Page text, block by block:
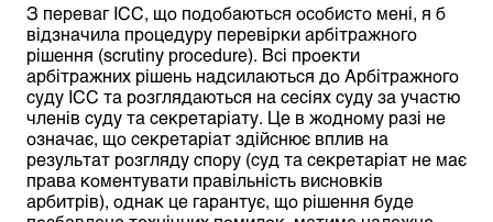
З переваг ICC, що подобаються особисто мені, я б
відзначила процедуру перевірки арбітражного
рішення (scrutiny procedure). Всі проекти
арбітражних рішень надсилаються до Арбітражного
суду ICC та розглядаються на сесіях суду за участю
членів суду та секретаріату. Це в жодному разі не
означає, що секретаріат здійснює вплив на
результат розгляду спору (суд та секретаріат не має
права коментувати правільність висновків
арбитрів), однак це гарантує, що рішення буде